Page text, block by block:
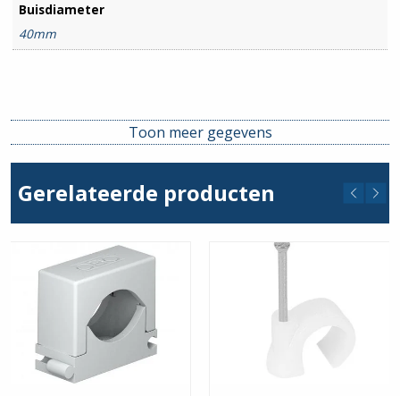
Buisdiameter
40mm
Toon meer gegevens
Gerelateerde producten